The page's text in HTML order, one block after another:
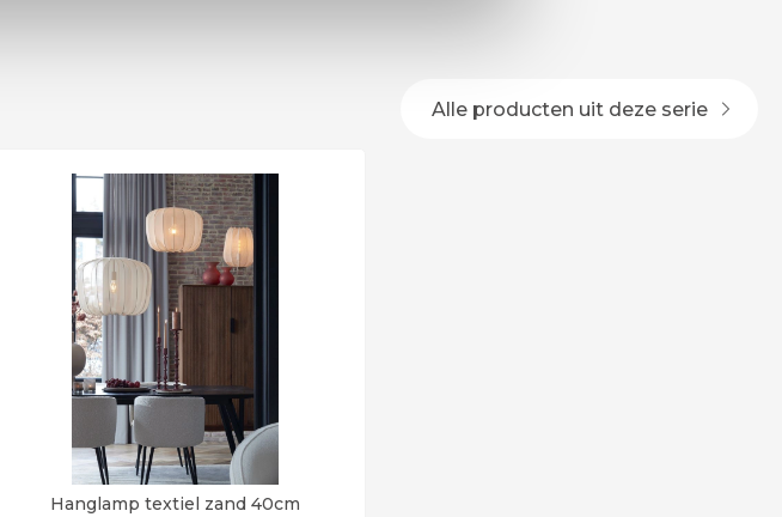
Alle producten uit deze serie
Hanglamp textiel zand 40cm